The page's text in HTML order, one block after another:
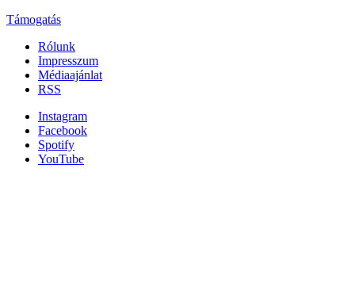
Támogatás
Rólunk
Impresszum
Médiaajánlat
RSS
Instagram
Facebook
Spotify
YouTube